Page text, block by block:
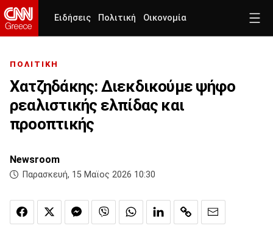
Ειδήσεις Πολιτική Οικονομία
ΠΟΛΙΤΙΚΗ
Χατζηδάκης: Διεκδικούμε ψήφο
ρεαλιστικής ελπίδας και
προοπτικής
Newsroom
Παρασκευή, 15 Μαϊος 2026 10:30